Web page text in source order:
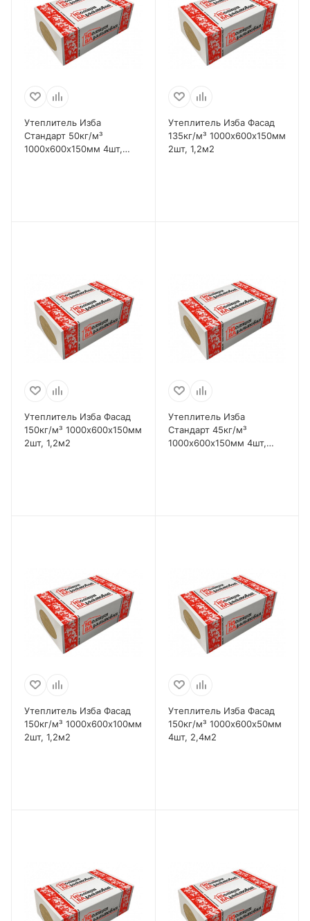
Утеплитель Изба
Стандарт 50кг/м³
1000х600х150мм 4шт,
Утеплитель Изба Фасад
135кг/м³ 1000х600х150мм
2шт, 1,2м2
Утеплитель Изба Фасад
150кг/м³ 1000х600х150мм
2шт, 1,2м2
Утеплитель Изба
Стандарт 45кг/м³
1000х600х150мм 4шт,
Утеплитель Изба Фасад
150кг/м³ 1000х600х100мм
2шт, 1,2м2
Утеплитель Изба Фасад
150кг/м³ 1000х600х50мм
4шт, 2,4м2